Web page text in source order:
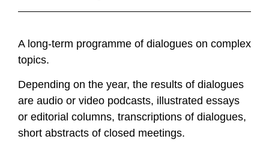
A long-term programme of dialogues on complex
topics.
Depending on the year, the results of dialogues
are audio or video podcasts, illustrated essays
or editorial columns, transcriptions of dialogues,
short abstracts of closed meetings.